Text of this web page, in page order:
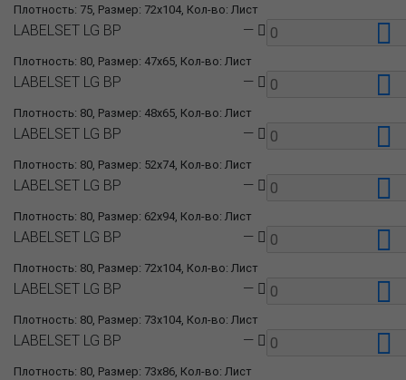
Плотность: 75, Размер: 72x104, Кол-во: Лист
Плотность: 80, Размер: 47x65, Кол-во: Лист
LABELSET LG BP —
Плотность: 80, Размер: 48x65, Кол-во: Лист
LABELSET LG BP —
Плотность: 80, Размер: 52x74, Кол-во: Лист
LABELSET LG BP —
Плотность: 80, Размер: 62x94, Кол-во: Лист
LABELSET LG BP —
Плотность: 80, Размер: 72x104, Кол-во: Лист
LABELSET LG BP —
Плотность: 80, Размер: 73x104, Кол-во: Лист
LABELSET LG BP —
Плотность: 80, Размер: 73x86, Кол-во: Лист
LABELSET LG BP —